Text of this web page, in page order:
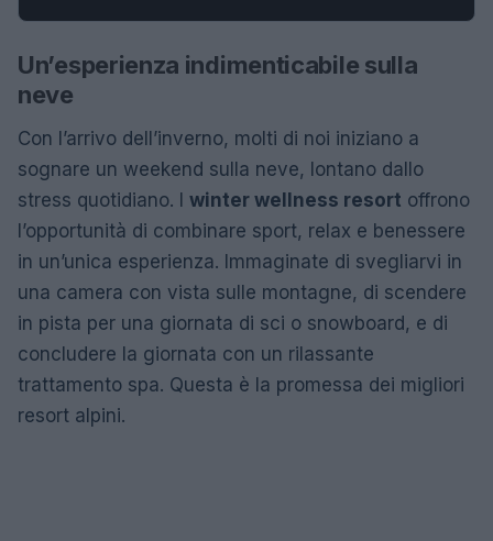
Un’esperienza indimenticabile sulla
neve
Con l’arrivo dell’inverno, molti di noi iniziano a
sognare un weekend sulla neve, lontano dallo
stress quotidiano. I winter wellness resort offrono
l’opportunità di combinare sport, relax e benessere
in un’unica esperienza. Immaginate di svegliarvi in
una camera con vista sulle montagne, di scendere
in pista per una giornata di sci o snowboard, e di
concludere la giornata con un rilassante
trattamento spa. Questa è la promessa dei migliori
resort alpini.